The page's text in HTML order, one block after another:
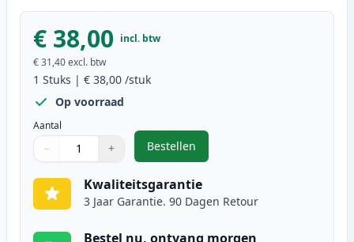
€ 38,00 incl. btw
€ 31,40excl. btw
1 Stuks | € 38,00 /stuk
Op voorraad
Aantal
Gebruik de knoppen om aan te passen
− +
1
Bestellen
,Brother DR241 Magenta Drum
Kwaliteitsgarantie
3 Jaar Garantie. 90 Dagen Retour
Bestel nu, ontvang morgen